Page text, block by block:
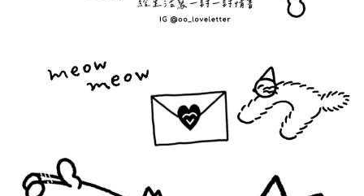
https://aftee.tw/terms/#terms3
３．未成年的使用者請事先徵得法定代理人或監護人之同意方可使用
４．使用「AFTEE先享後付」時，將依據個別帳號之用戶狀況，依本公司即
時審查核予不同之上限額度；若仍有額度不足之情形，本公司將視審查結果
５．嚴禁一人註冊多個帳號或使用他人資訊註冊。若發現惡意使用之情形，
恩沛科技股份有限公司將有權停止該用戶之使用額度並採取法律行動。
SF Express 順豐速運 (中港澳可填順豐站點點碼)